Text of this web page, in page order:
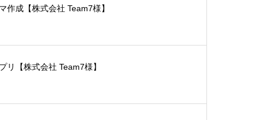
作成【株式会社 Team7様】
リ【株式会社 Team7様】